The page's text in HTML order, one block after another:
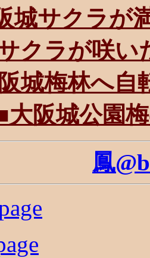
城サクラが
クラが咲い
城梅林へ自
大阪城公園
鳳